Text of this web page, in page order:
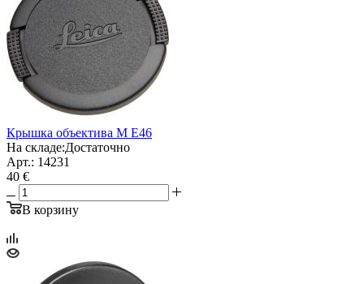
Крышка объектива M E46
На складе:Достаточно
Арт.: 14231
40 €
В корзину